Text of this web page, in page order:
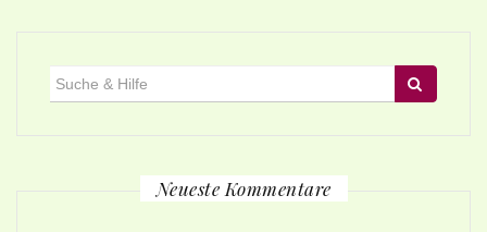
Neueste Kommentare